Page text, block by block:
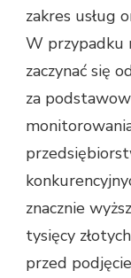
zakres usług
W przypadku
zaczynać się
za
znacznie
tysięcy
przed